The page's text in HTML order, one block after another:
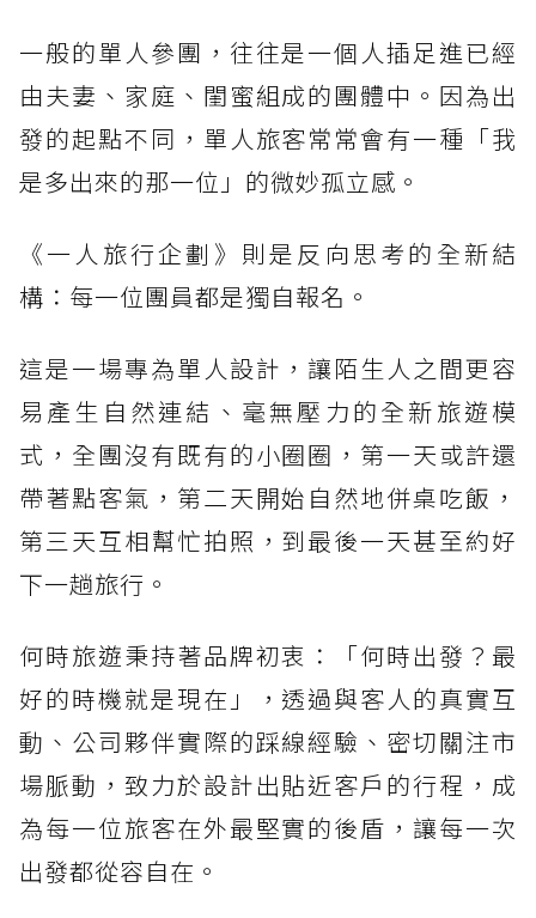
一般的單人參團，往往是一個人插足進已經
由夫妻、家庭、閨蜜組成的團體中。因為出
發的起點不同，單人旅客常常會有一種「我
是多出來的那一位」的微妙孤立感。
《一人旅行企劃》則是反向思考的全新結
構：每一位團員都是獨自報名。
這是一場專為單人設計，讓陌生人之間更容
易產生自然連結、毫無壓力的全新旅遊模
式，全團沒有既有的小圈圈，第一天或許還
帶著點客氣，第二天開始自然地併桌吃飯，
第三天互相幫忙拍照，到最後一天甚至約好
下一趟旅行。
何時旅遊秉持著品牌初衷：「何時出發？最
好的時機就是現在」，透過與客人的真實互
動、公司夥伴實際的踩線經驗、密切關注市
場脈動，致力於設計出貼近客戶的行程，成
為每一位旅客在外最堅實的後盾，讓每一次
出發都從容自在。